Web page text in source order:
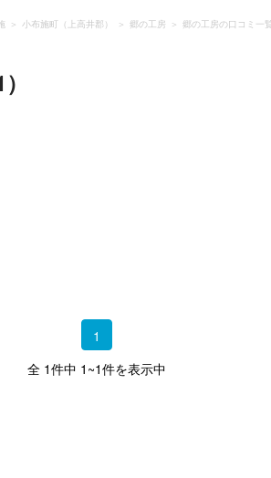
小布施町（上高井郡） 郷の工房 郷の工房の口コミ一覧
1
全 1件中 1~1件を表示中